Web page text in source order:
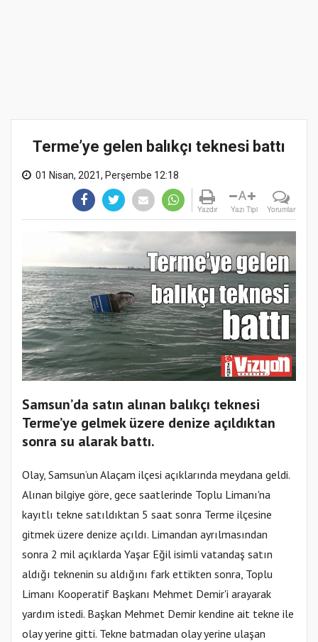
Terme’ye gelen balıkçı teknesi battı
01 Nisan, 2021, Perşembe 12:18
Yazdır
A
Yazı Tipi Yorumlar
Samsun’da satın alınan balıkçı teknesi
Terme’ye gelmek üzere denize açıldıktan
sonra su alarak battı.
Olay, Samsun’un Alaçam ilçesi açıklarında meydana geldi.
Alınan bilgiye göre, gece saatlerinde Toplu Limanı'na
kayıtlı tekne satıldıktan 5 saat sonra Terme ilçesine
gitmek üzere denize açıldı. Limandan ayrılmasından
sonra 2 mil açıklarda Yaşar Eğil isimli vatandaş satın
aldığı teknenin su aldığını fark ettikten sonra, Toplu
Limanı Kooperatif Başkanı Mehmet Demir'i arayarak
yardım istedi. Başkan Mehmet Demir kendine ait tekne ile
olay yerine gitti. Tekne batmadan olay yerine ulaşan